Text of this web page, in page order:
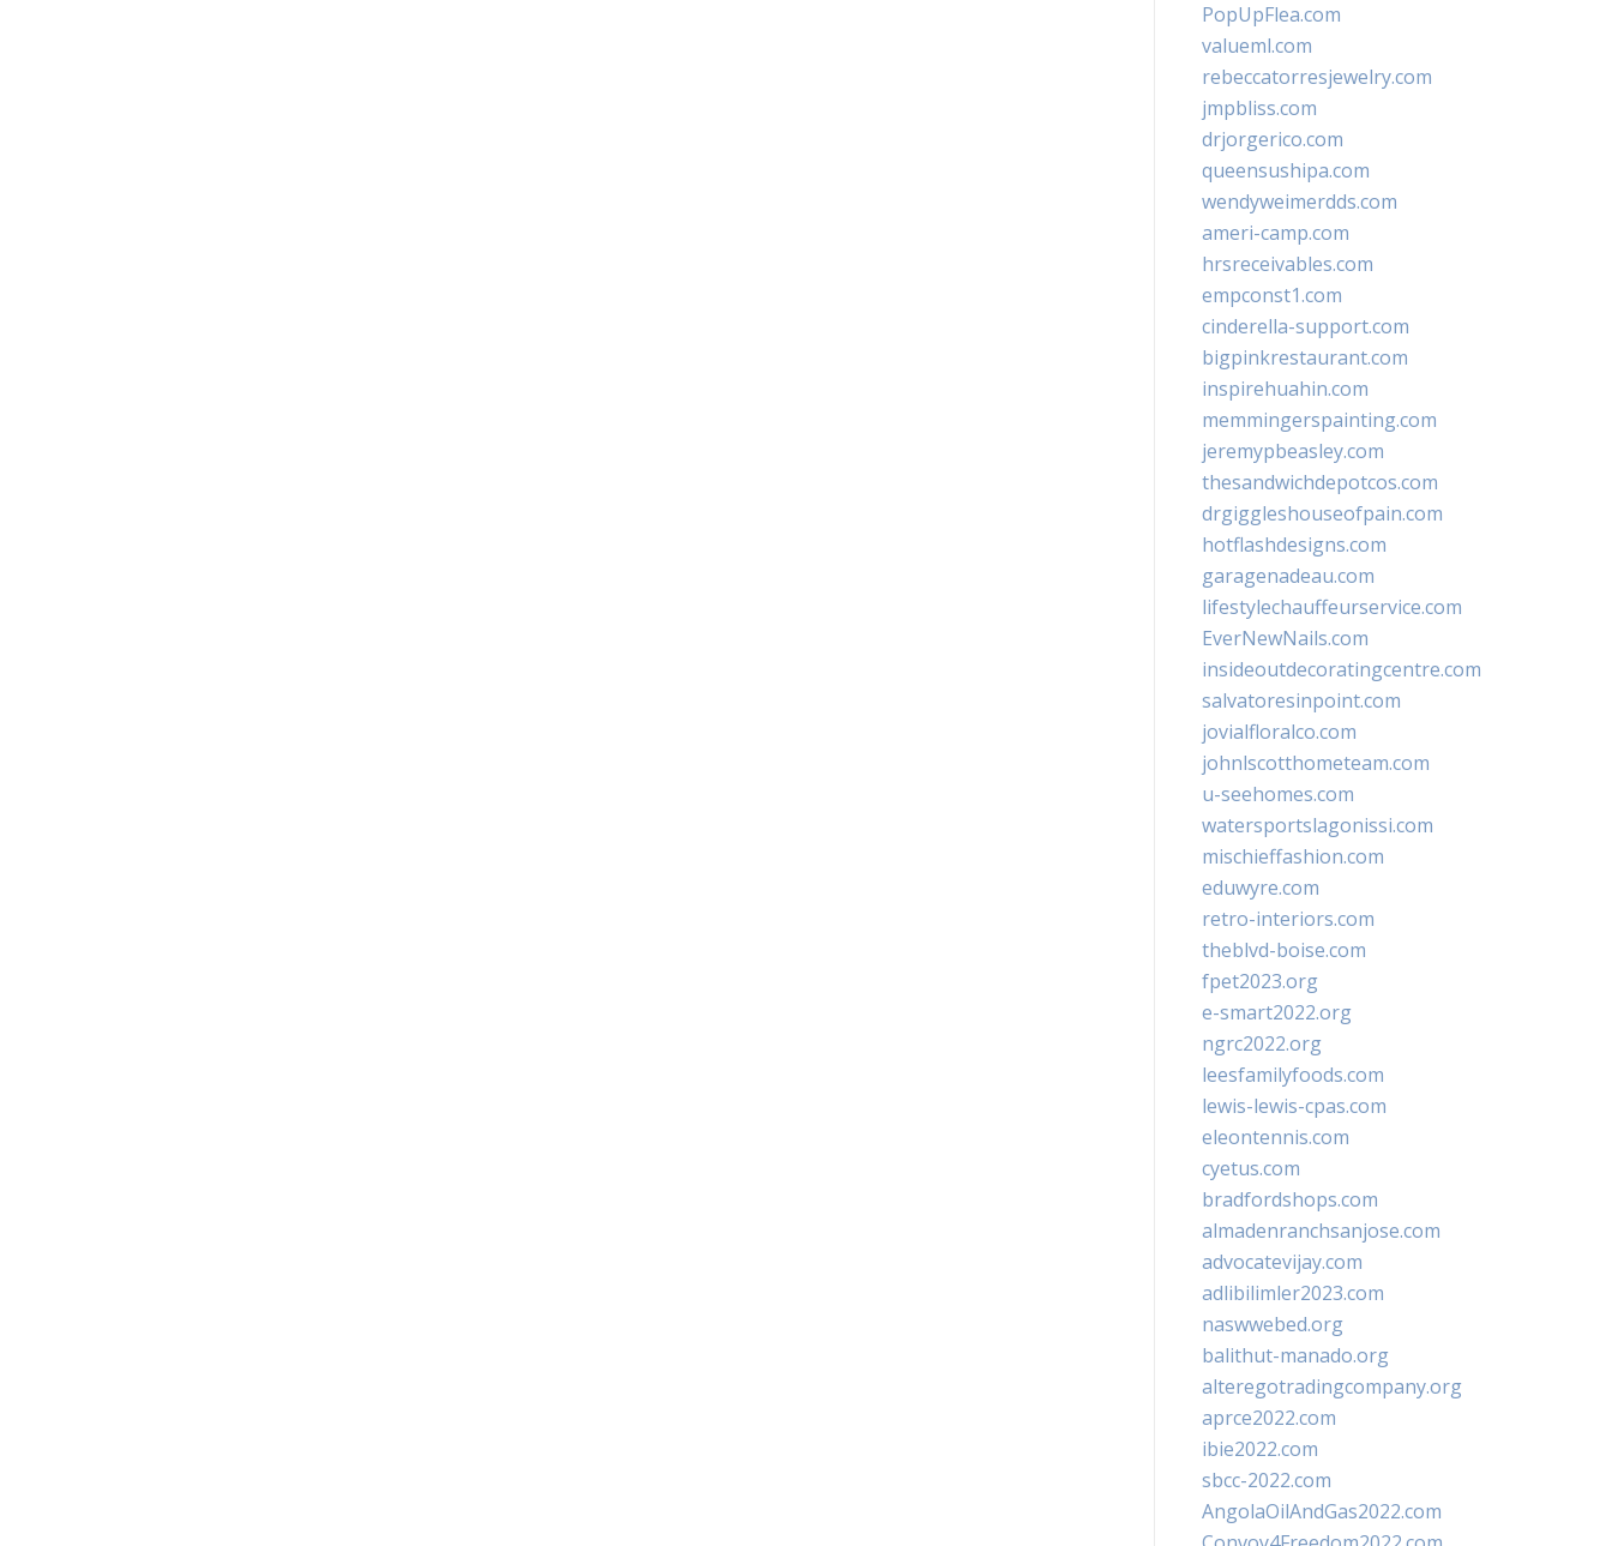
PopUpFlea.com
valueml.com
rebeccatorresjewelry.com
jmpbliss.com
drjorgerico.com
queensushipa.com
wendyweimerdds.com
ameri-camp.com
hrsreceivables.com
empconst1.com
cinderella-support.com
bigpinkrestaurant.com
inspirehuahin.com
memmingerspainting.com
jeremypbeasley.com
thesandwichdepotcos.com
drgiggleshouseofpain.com
hotflashdesigns.com
garagenadeau.com
lifestylechauffeurservice.com
EverNewNails.com
insideoutdecoratingcentre.com
salvatoresinpoint.com
jovialfloralco.com
johnlscotthometeam.com
u-seehomes.com
watersportslagonissi.com
mischieffashion.com
eduwyre.com
retro-interiors.com
theblvd-boise.com
fpet2023.org
e-smart2022.org
ngrc2022.org
leesfamilyfoods.com
lewis-lewis-cpas.com
eleontennis.com
cyetus.com
bradfordshops.com
almadenranchsanjose.com
advocatevijay.com
adlibilimler2023.com
naswwebed.org
balithut-manado.org
alteregotradingcompany.org
aprce2022.com
ibie2022.com
sbcc-2022.com
AngolaOilAndGas2022.com